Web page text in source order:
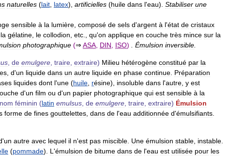
naturelles (lait latex), artificielles (huile dans l'eau). Stabiliser une
sensible à la lumière composé de sels d'argent à l'état de cristaux
la gélatine le collodion etc qu'on applique en couche très mince sur la
photographique (⇒ ASA DIN ISO) Émulsion inversible
de emulgere traire extraire) Milieu hétérogène constitué par la
d'un liquide dans un autre liquide en phase continue Préparation
liquides dont l'une (huile résine), insoluble dans l'autre y est
d'un film ou d'un papier photographique qui est sensible à la
nom féminin (latin emulsus de emulgere traire extraire) Émulsion
forme de fines gouttelettes dans de l'eau additionnée d'émulsifiants
'un autre avec lequel il n'est pas miscible Une émulsion stable instable
(pommade). L 'émulsion de bitume dans de l'eau est utilisée pour les